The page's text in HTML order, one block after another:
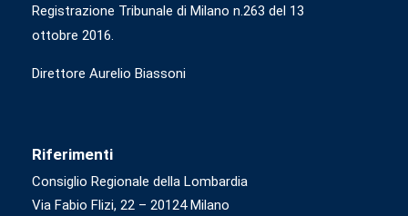
Registrazione Tribunale di Milano n.263 del 13
ottobre 2016.
Direttore Aurelio Biassoni
Riferimenti
Consiglio Regionale della Lombardia
Via Fabio Flizi, 22 – 20124 Milano